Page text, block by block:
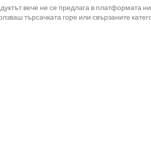
вече не се предлага в платформата
търсачката горе или свързаните